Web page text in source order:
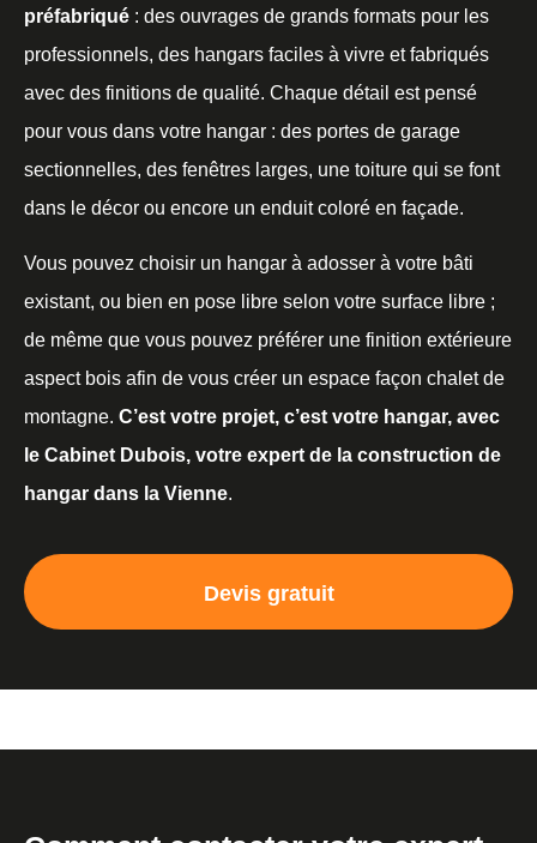
préfabriqué : des ouvrages de grands formats pour les
professionnels, des hangars faciles à vivre et fabriqués
avec des finitions de qualité. Chaque détail est pensé
pour vous dans votre hangar : des portes de garage
sectionnelles, des fenêtres larges, une toiture qui se font
dans le décor ou encore un enduit coloré en façade.
Vous pouvez choisir un hangar à adosser à votre bâti
existant, ou bien en pose libre selon votre surface libre ;
de même que vous pouvez préférer une finition extérieure
aspect bois afin de vous créer un espace façon chalet de
montagne. C’est votre projet, c’est votre hangar, avec
le Cabinet Dubois, votre expert de la construction de
hangar dans la Vienne.
Devis gratuit